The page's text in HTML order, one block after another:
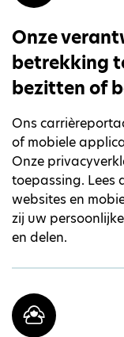
Onze
betrekking
bezitten of
Ons
of mobiele
Onze
toepassing. Lees
websites en
zij uw
en delen.